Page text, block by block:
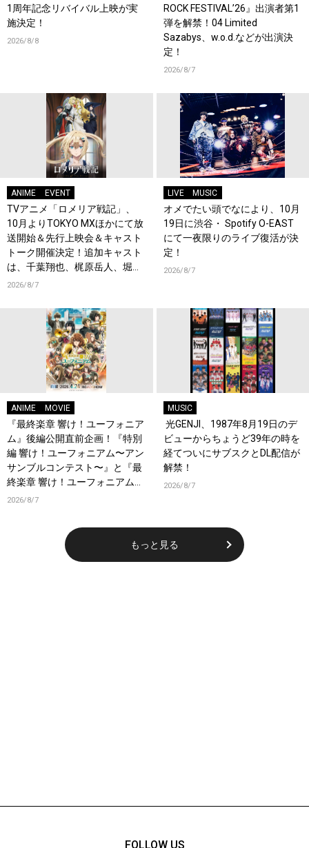
1周年記念リバイバル上映が実
施決定！
2026/8/8
ROCK FESTIVAL’26』出演者第1
弾を解禁！04 Limited
Sazabys、w.o.d.などが出演決
定！
2026/8/7
ANIME EVENT
TVアニメ「ロメリア戦記」、
10月よりTOKYO MXほかにて放
送開始＆先行上映会＆キャスト
トーク開催決定！追加キャスト
は、千葉翔也、梶原岳人、堀江
瞬、綿貫竜之介！PV第1弾公
2026/8/7
LIVE MUSIC
オメでたい頭でなにより、10月
19日に渋谷・ Spotify O-EAST
にて一夜限りのライブ復活が決
定！
2026/8/7
ANIME MOVIE
『最終楽章 響け！ユーフォニア
ム』後編公開直前企画！『特別
編 響け！ユーフォニアム〜アン
サンブルコンテスト〜』と『最
終楽章 響け！ユーフォニアム』
前編の一挙上映が決定！
2026/8/7
MUSIC
光GENJI、1987年8月19日のデ
ビューからちょうど39年の時を
経てついにサブスクとDL配信が
解禁！
2026/8/7
もっと見る
FOLLOW US